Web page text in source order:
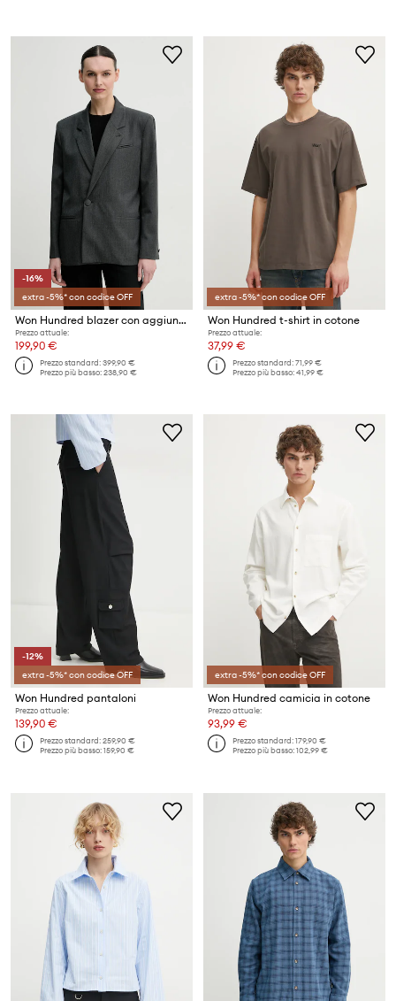
-16%
extra -5%* con codice OFF
Won Hundred blazer con aggiunta di lana
Prezzo attuale:
199,90 €
Prezzo standard:399,90 €
Prezzo più basso:238,90 €
extra -5%* con codice OFF
Won Hundred t-shirt in cotone
Prezzo attuale:
37,99 €
Prezzo standard:71,99 €
Prezzo più basso:41,99 €
-12%
extra -5%* con codice OFF
Won Hundred pantaloni
Prezzo attuale:
139,90 €
Prezzo standard:259,90 €
Prezzo più basso:159,90 €
extra -5%* con codice OFF
Won Hundred camicia in cotone
Prezzo attuale:
93,99 €
Prezzo standard:179,90 €
Prezzo più basso:102,99 €